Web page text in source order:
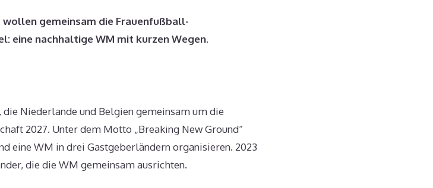
gemeinsam die Frauenfußball-
eine nachhaltige WM mit kurzen Wegen.
Niederlande und Belgien gemeinsam um die
2027. Unter dem Motto „Breaking New Ground“
eine WM in drei Gastgeberländern organisieren. 2023
die die WM gemeinsam ausrichten.